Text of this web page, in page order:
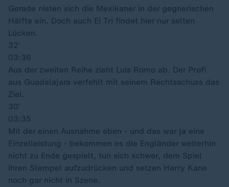
Gerade nisten sich die Mexikaner in der gegnerischen
Hälfte ein. Doch auch El Tri findet hier nur selten
Lücken.
32′
03:36
Aus der zweiten Reihe zieht Luis Romo ab. Der Profi
aus Guadalajara verfehlt mit seinem Rechtsschuss das
Ziel.
30′
03:35
Mit der einen Ausnahme eben - und das war ja eine
Einzelleistung - bekommen es die Engländer weiterhin
nicht zu Ende gespielt, tun sich schwer, dem Spiel
ihren Stempel aufzudrücken und setzen Harry Kane
noch gar nicht in Szene.